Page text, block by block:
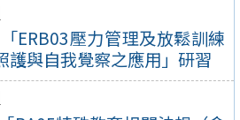
ERB03壓力管理及放鬆訓練
護與自我覺察之應用」研習